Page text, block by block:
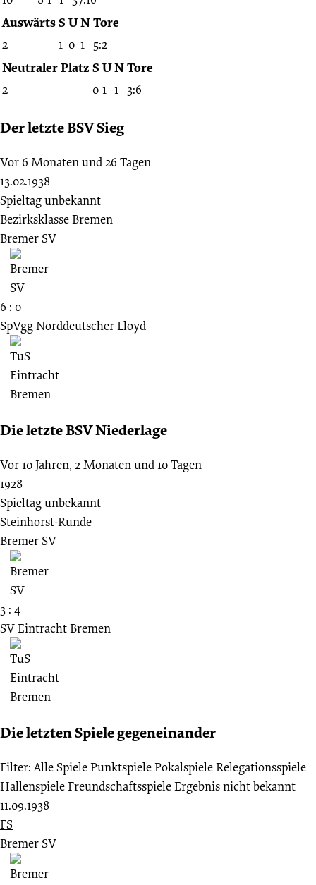
AuswärtsS UNTore
2 1 0 1 5:2
Neutraler Platz S UNTore
2 0 1 1 3:6
Der letzte BSV Sieg
Vor 6 Monaten und 26 Tagen
13.02.1938
Spieltag unbekannt
Bezirksklasse Bremen
Bremer SV
6 : 0
SpVgg Norddeutscher Lloyd
Die letzte BSV Niederlage
Vor 10 Jahren, 2 Monaten und 10 Tagen
1928
Spieltag unbekannt
Steinhorst-Runde
Bremer SV
3 : 4
SV Eintracht Bremen
Die letzten Spiele gegeneinander
Filter: Alle SpielePunktspielePokalspieleRelegationsspiele
HallenspieleFreundschaftsspieleErgebnis nicht bekannt
11.09.1938
FS
Bremer SV